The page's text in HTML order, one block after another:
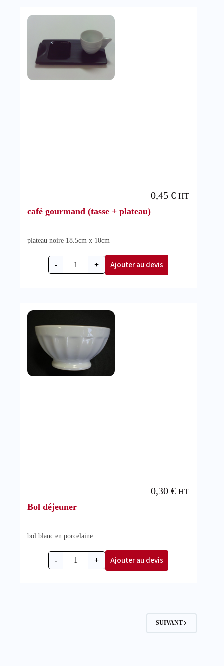
café gourmand (tasse + plateau)
0,45€ HT
plateau noire 18.5cm x 10cm
- + Ajouter au devis
Bol déjeuner
0,30€ HT
bol blanc en porcelaine
- + Ajouter au devis
SUIVANT